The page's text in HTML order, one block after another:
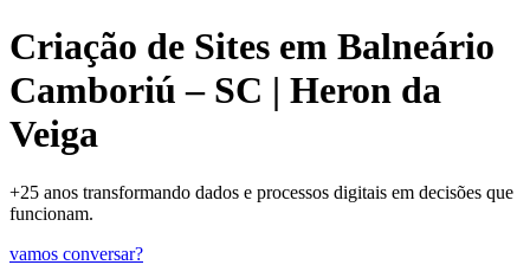
Criação de Sites em Balneário
Camboriú – SC | Heron da
Veiga
+25 anos transformando dados e processos digitais em decisões que
funcionam.
vamos conversar?